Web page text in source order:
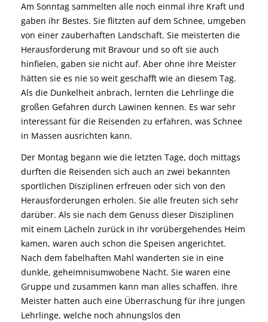
Am Sonntag sammelten alle noch einmal ihre Kraft und
gaben ihr Bestes. Sie flitzten auf dem Schnee, umgeben
von einer zauberhaften Landschaft. Sie meisterten die
Herausforderung mit Bravour und so oft sie auch
hinfielen, gaben sie nicht auf. Aber ohne ihre Meister
hätten sie es nie so weit geschafft wie an diesem Tag.
Als die Dunkelheit anbrach, lernten die Lehrlinge die
großen Gefahren durch Lawinen kennen. Es war sehr
interessant für die Reisenden zu erfahren, was Schnee
in Massen ausrichten kann.
Der Montag begann wie die letzten Tage, doch mittags
durften die Reisenden sich auch an zwei bekannten
sportlichen Disziplinen erfreuen oder sich von den
Herausforderungen erholen. Sie alle freuten sich sehr
darüber. Als sie nach dem Genuss dieser Disziplinen
mit einem Lächeln zurück in ihr vorübergehendes Heim
kamen, waren auch schon die Speisen angerichtet.
Nach dem fabelhaften Mahl wanderten sie in eine
dunkle, geheimnisumwobene Nacht. Sie waren eine
Gruppe und zusammen kann man alles schaffen. Ihre
Meister hatten auch eine Überraschung für ihre jungen
Lehrlinge, welche noch ahnungslos den